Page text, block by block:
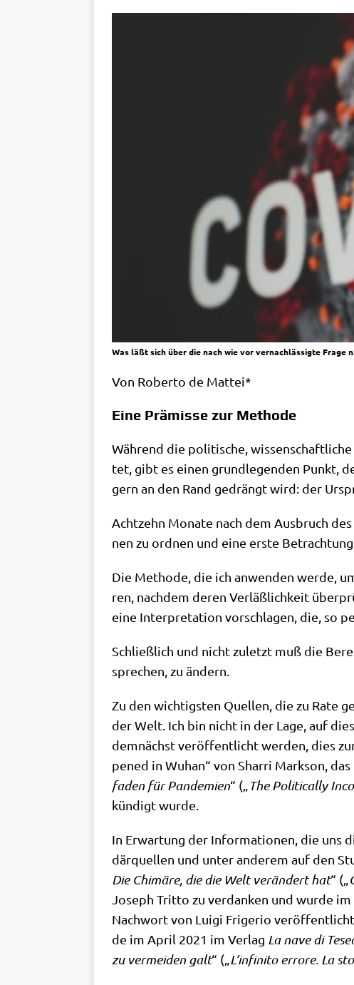
Was läßt sich über die nach wie vor vernachlässigte Frage
Von Rober­to de Mattei*
Eine Prämisse zur Methode
Wäh­rend die poli­ti­sche,
tet, gibt es einen grund­le­gen­den Punkt,
gern an den Rand gedrängt wird: der
Acht­zehn Mona­te nach dem Aus­bruch
nen zu ord­nen und eine erste
Die Metho­de, die ich anwen­den wer­de,
ren, nach­dem deren Ver­läß­lich­keit
eine Inter­pre­ta­ti­on vor­schla­gen, die, so
Schließ­lich und nicht zuletzt muß die
spre­chen, zu ändern.
Zu den wich­tig­sten Quel­len, die zu Rate
der Welt. Ich bin nicht in der Lage, auf
dem­nächst ver­öf­fent­licht wer­den, dies
pen­ed in Wuhan“ von Shar­ri Mark­son,
fa­den für Pan­de­mien“ („ The Poli­ti­cal­ly
kün­digt wurde.
In Erwar­tung der Infor­ma­tio­nen, die uns
där­quel­len und unter ande­rem auf den
Die Chi­mä­re, die die Welt ver­än­dert hat“ („
Joseph Tritto zu ver­dan­ken und wur­de
Nach­wort von Lui­gi Fri­ge­rio
de im April 2021 im Ver­lag La nave di
zu ver­mei­den galt“ („ L’infinito errore. La